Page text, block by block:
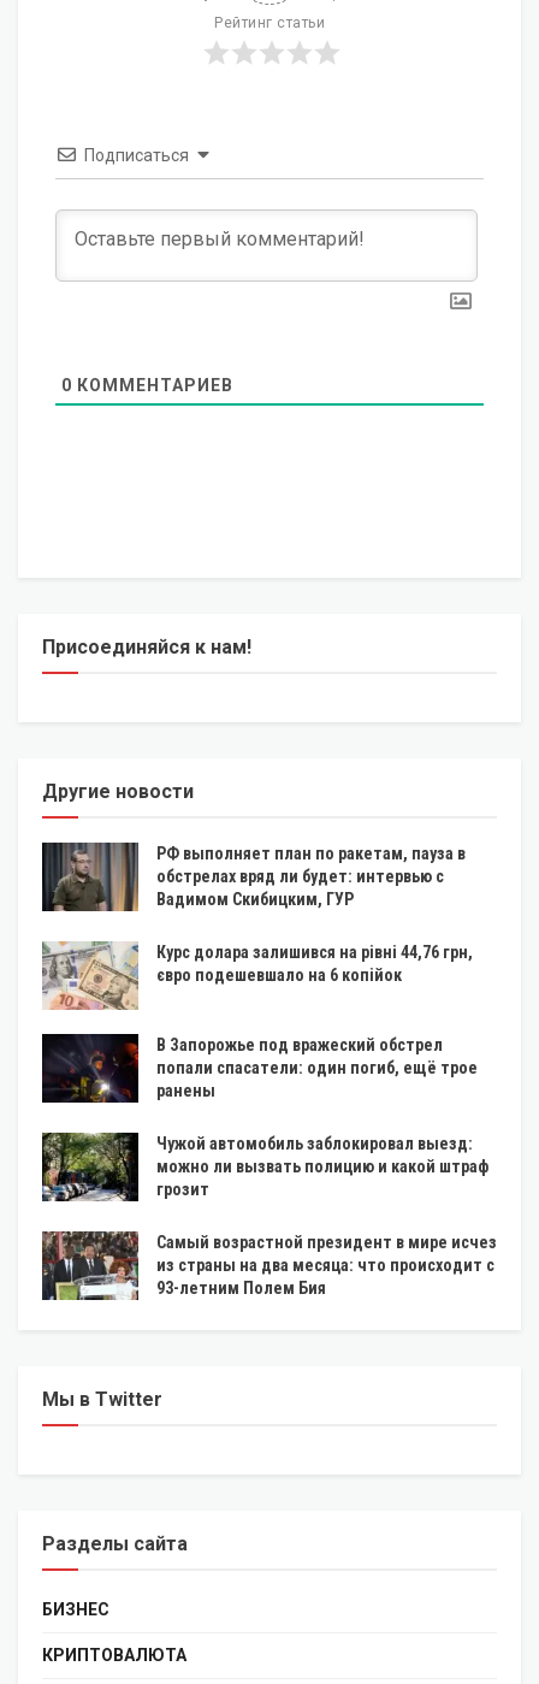
Рейтинг статьи
Подписаться
0 КОММЕНТАРИЕВ
Присоединяйся к нам!
Другие новости
РФ выполняет план по ракетам, пауза в
обстрелах вряд ли будет: интервью с
Вадимом Скибицким, ГУР
Курс долара залишився на рівні 44,76 грн,
євро подешевшало на 6 копійок
В Запорожье под вражеский обстрел
попали спасатели: один погиб, ещё трое
ранены
Чужой автомобиль заблокировал выезд:
можно ли вызвать полицию и какой штраф
грозит
Самый возрастной президент в мире исчез
из страны на два месяца: что происходит с
93-летним Полем Бия
Мы в Twitter
Разделы сайта
БИЗНЕС
КРИПТОВАЛЮТА